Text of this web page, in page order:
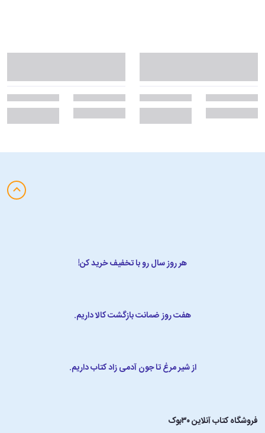
هر روز سال رو با تخفیف خرید کن!
هفت روز ضمانت بازگشت کالا داریم.
از شیر مرغ تا جون آدمی زاد کتاب داریم.
فروشگاه کتاب آنلاین ۳۰بوک